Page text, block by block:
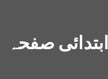
ابتدائی صفحہ